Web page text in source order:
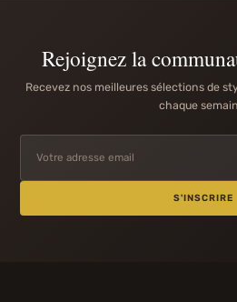
Rejoignez la
Recevez nos meilleures sélections de
chaque
S'INSCRIRE